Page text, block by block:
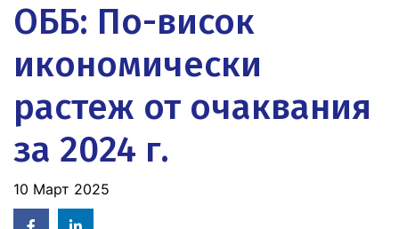
ОББ: По-висок
икономически
растеж от очаквания
за 2024 г.
10 Март 2025